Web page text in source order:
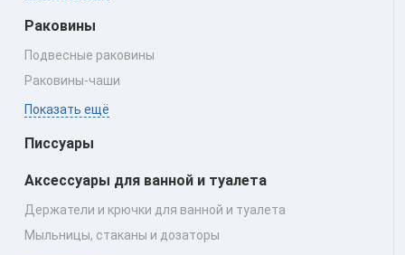
Раковины
Подвесные раковины
Раковины‑чаши
Показать ещё
Писсуары
Аксессуары для ванной и туалета
Держатели и крючки для ванной и туалета
Мыльницы, стаканы и дозаторы